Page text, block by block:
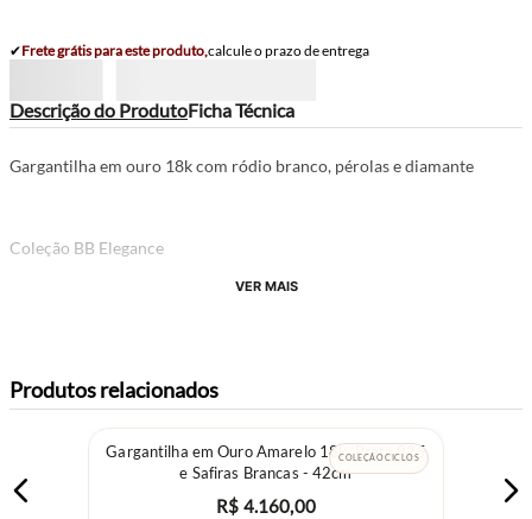
✔Frete grátis para este produto,calcule o prazo de entrega
Descrição do ProdutoFicha Técnica
Gargantilha em ouro 18k com ródio branco, pérolas e diamante
Coleção BB Elegance
VER MAIS
Produtos relacionados
COLEÇÃO CICLOS
Gargantilha em Ouro Amarelo 18k, Prata 925
e Safiras Brancas - 42cm
R$ 4.160,00